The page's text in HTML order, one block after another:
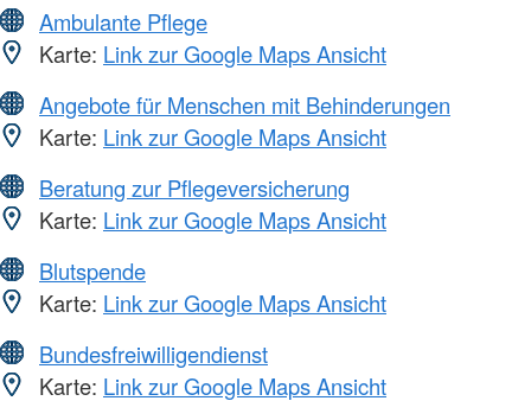
Ambulante Pflege
Karte: Link zur Google Maps Ansicht
Angebote für Menschen mit Behinderungen
Karte: Link zur Google Maps Ansicht
Beratung zur Pflegeversicherung
Karte: Link zur Google Maps Ansicht
Blutspende
Karte: Link zur Google Maps Ansicht
Bundesfreiwilligendienst
Karte: Link zur Google Maps Ansicht